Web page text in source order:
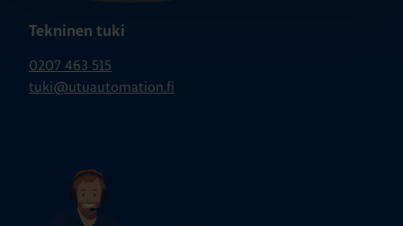
Tekninen tuki
0207 463 515
tuki@utuautomation.fi